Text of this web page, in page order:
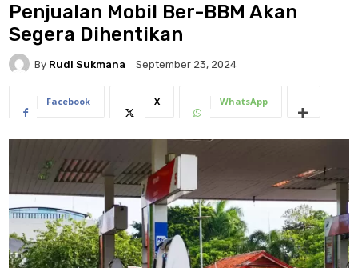
Penjualan Mobil Ber-BBM Akan
Segera Dihentikan
By RudI Sukmana September 23, 2024
Facebook X WhatsApp